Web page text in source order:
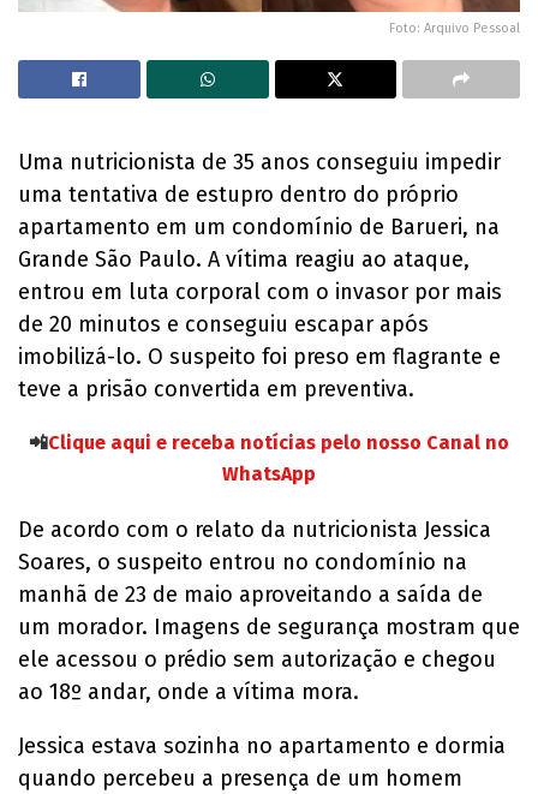
Foto: Arquivo Pessoal
Uma nutricionista de 35 anos conseguiu impedir
uma tentativa de estupro dentro do próprio
apartamento em um condomínio de Barueri, na
Grande São Paulo. A vítima reagiu ao ataque,
entrou em luta corporal com o invasor por mais
de 20 minutos e conseguiu escapar após
imobilizá-lo. O suspeito foi preso em flagrante e
teve a prisão convertida em preventiva.
📲Clique aqui e receba notícias pelo nosso Canal no
WhatsApp
De acordo com o relato da nutricionista Jessica
Soares, o suspeito entrou no condomínio na
manhã de 23 de maio aproveitando a saída de
um morador. Imagens de segurança mostram que
ele acessou o prédio sem autorização e chegou
ao 18º andar, onde a vítima mora.
Jessica estava sozinha no apartamento e dormia
quando percebeu a presença de um homem